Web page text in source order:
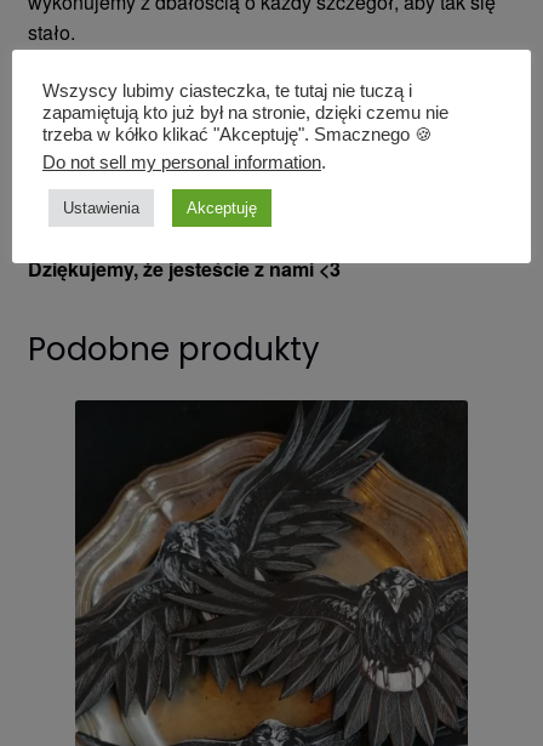
stało.
Zdarza się również, że pozyskujemy skórę z „drugiej
ręki” i przerabiamy na nasze wyroby. Jest to także
odpowiednio oznaczone, przy każdym z nich.
Kupując u nas wspieracie mini firmę z dwiema
Dziękujemy, że jesteście z nami <3
Podobne produkty
Wszyscy lubimy ciasteczka, te tutaj nie tuczą i
zapamiętują kto już był na stronie, dzięki czemu nie
trzeba w kółko klikać "Akceptuję". Smacznego 🍪
Do not sell my personal information.
Ustawienia Akceptuję